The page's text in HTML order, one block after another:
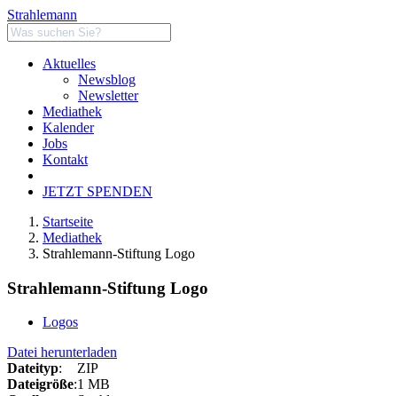
Strahlemann
Aktuelles
Newsblog
Newsletter
Mediathek
Kalender
Jobs
Kontakt
JETZT SPENDEN
Startseite
Mediathek
Strahlemann-Stiftung Logo
Strahlemann-Stiftung Logo
Logos
Datei herunterladen
Dateityp:
ZIP
Dateigröße:1 MB